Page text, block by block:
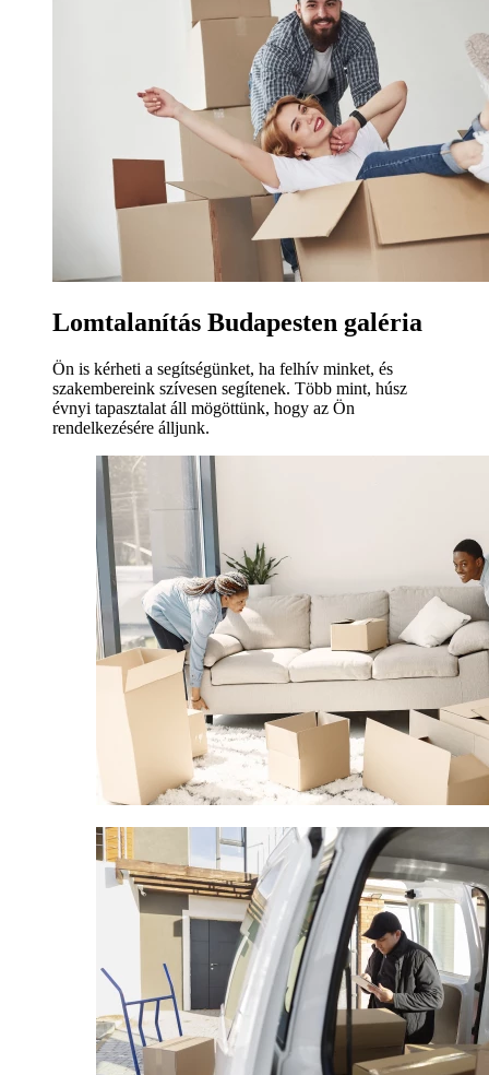
Lomtalanítás Budapesten galéria
Ön is kérheti a segítségünket, ha felhív minket, és
szakembereink szívesen segítenek. Több mint, húsz
évnyi tapasztalat áll mögöttünk, hogy az Ön
rendelkezésére álljunk.